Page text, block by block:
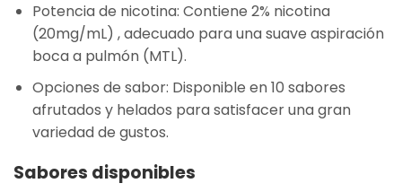
Potencia de nicotina: Contiene 2% nicotina
(20mg/mL) , adecuado para una suave aspiración
boca a pulmón (MTL).
Opciones de sabor: Disponible en10 sabores
afrutados y helados para satisfacer una gran
variedad de gustos.
Sabores disponibles